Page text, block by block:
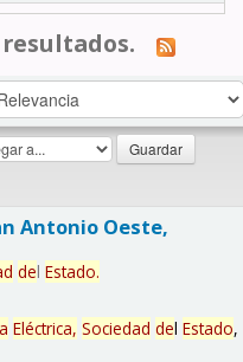
Antonio Oeste,
del Estado.
Eléctrica, Sociedad del Estado,